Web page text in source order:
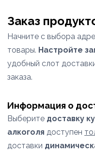
Заказ
Начните с выбора
товары. Настройте
удобный слот
заказа.
Информация о
Выберите доставку
алкоголя доступен
доставки